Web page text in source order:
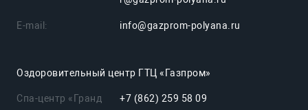
E-mail: info@gazprom-polyana.ru
Оздоровительный центр ГТЦ «Газпром»
Спа-центр «Гранд
+7 (862) 259 58 09